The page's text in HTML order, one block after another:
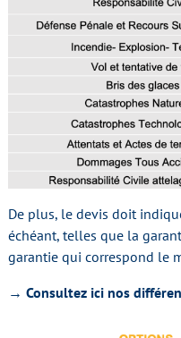
De plus, le devis doit
échéant, telles que la
garantie qui correspond le
→ Consultez ici nos